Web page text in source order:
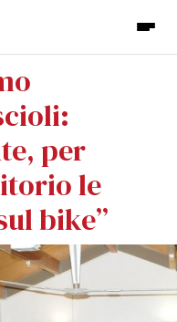
per
le
bike”